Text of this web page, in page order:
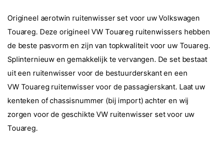
Origineel aerotwin ruitenwisser set voor uw Volkswagen
Touareg. Deze origineel VW Touareg ruitenwissers hebben
de beste pasvorm en zijn van topkwaliteit voor uw Touareg.
Splinternieuw en gemakkelijk te vervangen. De set bestaat
uit een ruitenwisser voor de bestuurderskant en een
VW Touareg ruitenwisser voor de passagierskant. Laat uw
kenteken of chassisnummer (bij import) achter en wij
zorgen voor de geschikte VW ruitenwisser set voor uw
Touareg.